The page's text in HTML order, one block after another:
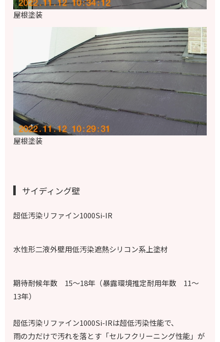
屋根塗装
屋根塗装
サイディング壁
超低汚染リファイン1000Si-IR
水性形二液外壁用低汚染遮熱シリコン系上塗材
期待耐候年数 15～18年（暴露環境推定耐用年数 11～
13年）
超低汚染リファイン1000Si-IRは超低汚染性能で、
雨の力だけで汚れを落とす「セルフクリーニング性能」が